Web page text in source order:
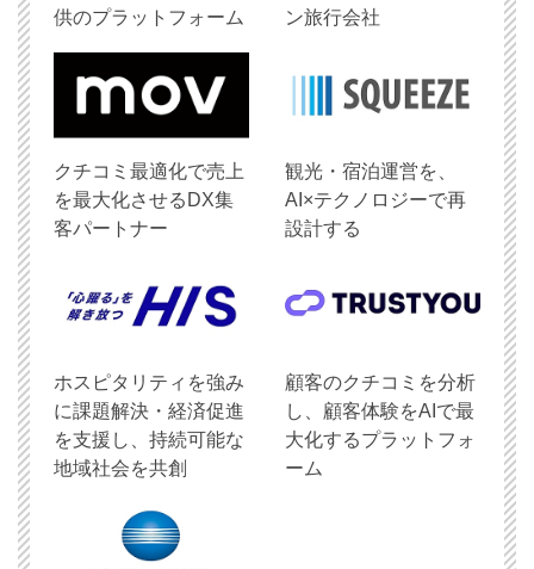
供のプラットフォーム
ン旅行会社
クチコミ最適化で売上
を最大化させるDX集
客パートナー
観光・宿泊運営を、
AI×テクノロジーで再
設計する
ホスピタリティを強み
に課題解決・経済促進
を支援し、持続可能な
地域社会を共創
顧客のクチコミを分析
し、顧客体験をAIで最
大化するプラットフォ
ーム